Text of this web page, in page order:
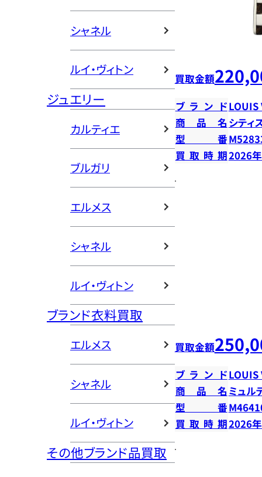
シャネル
ルイ・ヴィトン
ジュエリー
カルティエ
ブルガリ
エルメス
シャネル
ルイ・ヴィトン
ブランド衣料買取
エルメス
シャネル
ルイ・ヴィトン
その他ブランド品買取
買取金額
ブランドLOUIS
商品名 シティ
型番
買取時期2026
買取金額
ブランドLOUIS
商品名 ミュル
型番
買取時期2026